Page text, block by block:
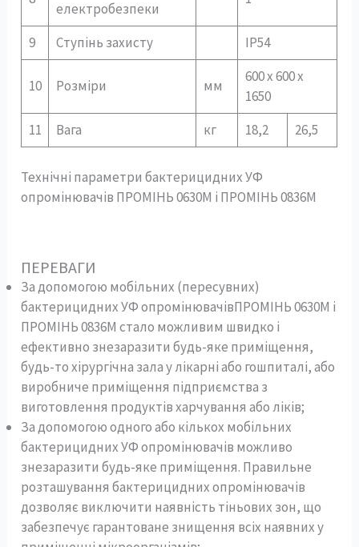
електробезпеки
9 Ступінь захисту ІР54
10 Розміри мм
600 х 600 х
1650
11
Вага кг 18,2 26,5
Технічні параметри бактерицидних УФ
опромінювачів ПРОМІНЬ 0630M і ПРОМІНЬ 0836M
ПЕРЕВАГИ
За допомогою мобільних (пересувних)
бактерицидних УФ опромінювачівПРОМІНЬ 0630М і
ПРОМІНЬ 0836М стало можливим швидко і
ефективно знезаразити будь-яке приміщення,
будь-то хірургічна зала у лікарні або гошпиталі, або
виробниче приміщення підприємства з
виготовлення продуктів харчування або ліків;
За допомогою одного або кількох мобільних
бактерицидних УФ опромінювачів можливо
знезаразити будь-яке приміщення. Правильне
розташування бактерицидних опромінювачів
дозволяє виключити наявність тіньових зон, що
забезпечує гарантоване знищення всіх наявних у